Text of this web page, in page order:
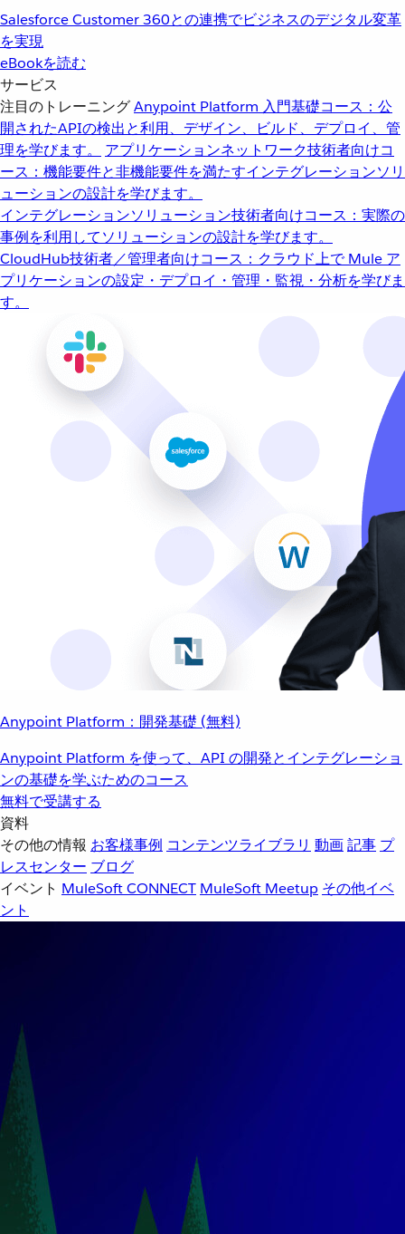
Salesforce Customer 360との連携でビジネスのデジタル変革
を実現
eBookを読む
サービス
注目のトレーニングAnypoint Platform 入門基礎コース：公
開されたAPIの検出と利用、デザイン、ビルド、デプロイ、管
理を学びます。
アプリケーションネットワーク技術者向けコ
ース：機能要件と非機能要件を満たすインテグレーションソリ
ューションの設計を学びます。
インテグレーションソリューション技術者向けコース：実際の
事例を利用してソリューションの設計を学びます。
CloudHub技術者／管理者向けコース：クラウド上で Mule ア
プリケーションの設定・デプロイ・管理・監視・分析を学びま
す。
Anypoint Platform：開発基礎 (無料)
Anypoint Platform を使って、API の開発とインテグレーショ
ンの基礎を学ぶためのコース
無料で受講する
資料
その他の情報 お客様事例 コンテンツライブラリ 動画記事 プ
レスセンター ブログ
イベント MuleSoft CONNECT MuleSoft Meetup その他イベ
ント